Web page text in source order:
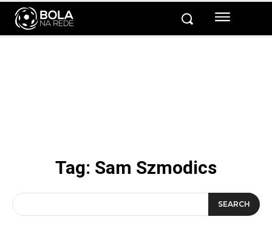
Tag: Sam Szmodics
SEARCH